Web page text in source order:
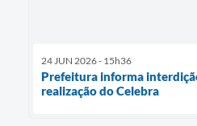
24 JUN 2026 - 15h36
Prefeitura informa
realização do Celebra